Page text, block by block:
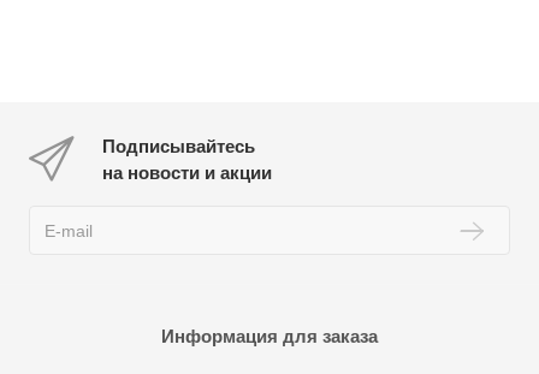
Подписывайтесь
на новости и акции
Информация для заказа